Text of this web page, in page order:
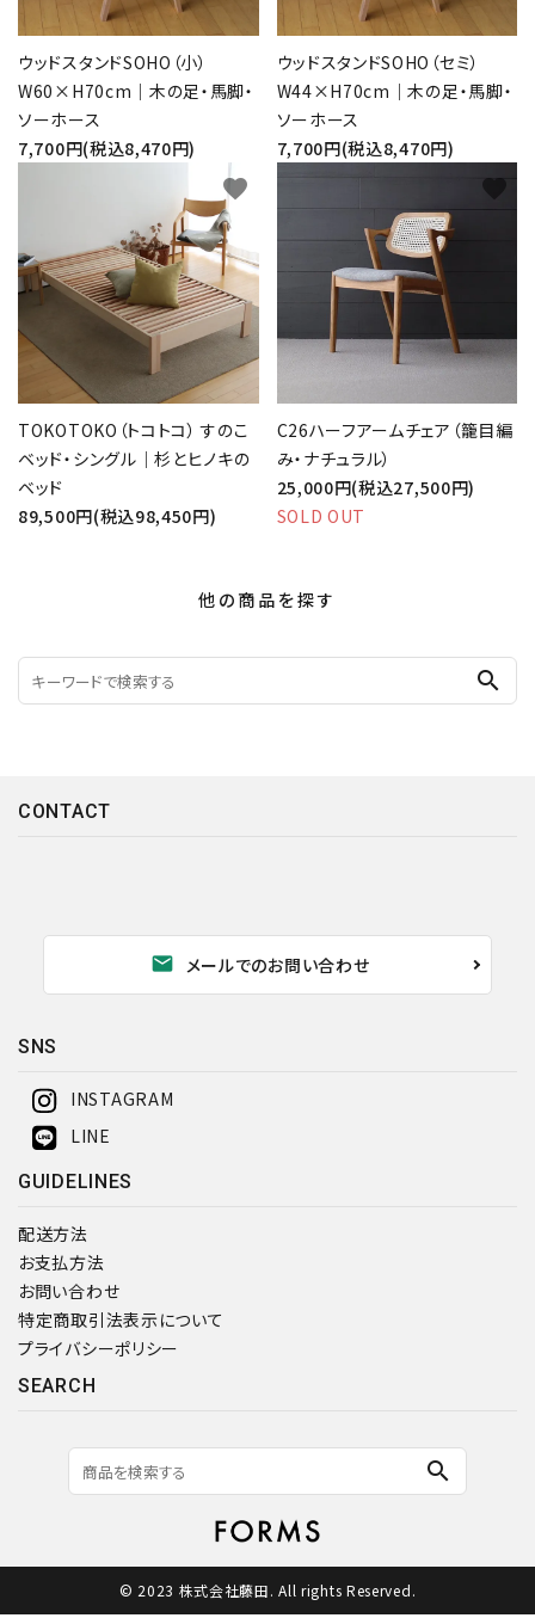
ウッドスタンドSOHO（小）
W60×H70cm｜木の足・馬脚・
ソーホース
7,700円(税込8,470円)
ウッドスタンドSOHO（セミ）
W44×H70cm｜木の足・馬脚・
ソーホース
7,700円(税込8,470円)
TOKOTOKO（トコトコ） すのこ
ベッド・シングル｜杉とヒノキの
ベッド
89,500円(税込98,450円)
favorite
C26ハーフアームチェア（籠目編
み・ナチュラル）
25,000円(税込27,500円)
SOLD OUT
favorite
他の商品を探す
search
CONTACT
mail メールでのお問い合わせ
SNS
INSTAGRAM
LINE
GUIDELINES
配送方法
お支払方法
お問い合わせ
特定商取引法表示について
プライバシーポリシー
SEARCH
search
© 2023 株式会社藤田. All rights Reserved.